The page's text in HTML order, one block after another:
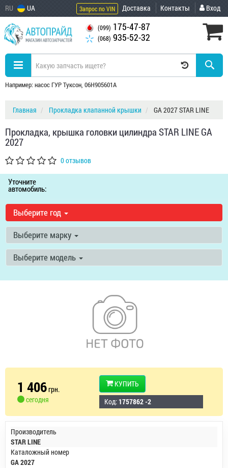
RU UA Запрос по VIN Доставка Контакты Вход
(099) 175-47-87
(068) 935-52-32
Например: насос ГУР Туксон, 06H905601A
Главная Прокладка клапанной крышки GA 2027 STAR LINE
Прокладка, крышка головки цилиндра STAR LINE GA
2027
0 отзывов
Уточните
автомобиль:
Выберите год
Выберите марку
Выберите модель
1 406грн.
сегодня
КУПИТЬ
Код: 1757862 -2
Производитель
STAR LINE
Каталожный номер
GA 2027